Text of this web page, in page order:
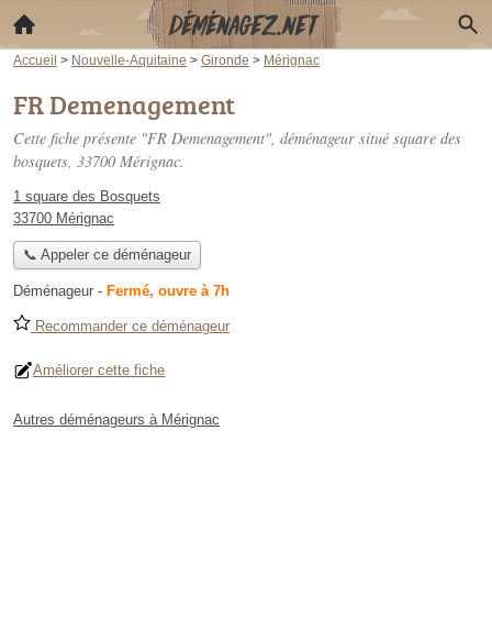
Accueil > Nouvelle-Aquitaine > Gironde > Mérignac
FR Demenagement
Cette fiche présente "FR Demenagement", déménageur situé square des
bosquets, 33700 Mérignac.
1 square des Bosquets
33700 Mérignac
📞 Appeler ce déménageur
Déménageur - Fermé, ouvre à 7h
Recommander ce déménageur
Améliorer cette fiche
Autres déménageurs à Mérignac